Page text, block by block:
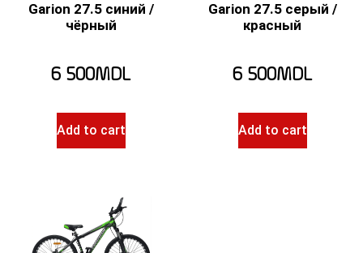
Garion 27.5 синий /
чёрный
6 500MDL
Add to cart
Garion 27.5 серый /
красный
6 500MDL
Add to cart